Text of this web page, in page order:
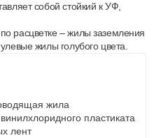
жила
пластиката
лент
собой стойкий к УФ,
расцветке – жилы заземления
жилы голубого цвета.